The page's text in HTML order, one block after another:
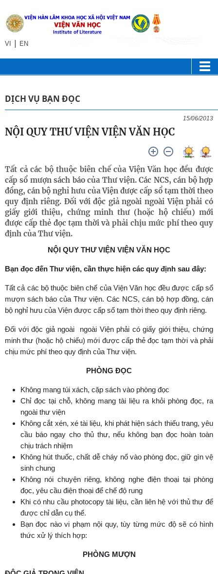
VI | EN
DỊCH VỤ BẠN ĐỌC
15/06/2013
NỘI QUY THƯ VIỆN VIỆN VĂN HỌC
Tất cả các bộ thuộc biên chế của Viện Văn học đều được
cấp sổ mượn sách báo của Thư viện. Các NCS, cán bộ hợp
đồng, cán bộ nghỉ hưu của Viện được cấp sổ tạm thời theo
quy định riêng. Đối với độc giả ngoài ngoài Viện phải có
giấy giới thiệu, chứng minh thư (hoặc hộ chiếu) mới
được cấp thẻ đọc tạm thời và phải chịu mức phí theo quy
định của Thư viện.
NỘI QUY THƯ VIỆN VIỆN VĂN HỌC
Bạn đọc đến Thư viện, cần thực hiện các quy định sau đây:
Tất cả các bộ thuộc biên chế của Viện Văn học đều được cấp sổ
mượn sách báo của Thư viện. Các NCS, cán bộ hợp đồng, cán
bộ nghỉ hưu của Viện được cấp sổ tạm thời theo quy định riêng.
Đối với độc giả ngoài ngoài Viện phải có giấy giới thiệu, chứng
minh thư (hoặc hộ chiếu) mới được cấp thẻ đọc tạm thời và phải
chịu mức phí theo quy định của Thư viện.
PHÒNG ĐỌC
Không mang túi xách, cặp sách vào phòng đọc
Chỉ đọc tại chỗ, không mang tài liệu ra khỏi phòng đọc, ra
ngoài thư viện
Không cắt xén, xé tài liệu, khi phát hiện sách thiếu trang, yêu
cầu báo ngay cho thủ thư, nếu không bạn đọc hoàn toàn
chịu trách nhiệm
Không hút thuốc, chất dễ cháy nổ vào phòng đọc, giữ gìn vệ
sinh chung
Không nói chuyện riêng, không nghe điện thoại tại phòng
đọc, yêu cầu điện thoại để chế độ rung
Khi có nhu cầu photocopy tài liệu, cần liên hệ với thủ thư để
được chỉ dẫn cụ thể.
Bạn đọc nào vi phạm nội quy, tùy từng mức độ sẽ có hình
thức xử lý thích hợp:
PHÒNG MƯỢN